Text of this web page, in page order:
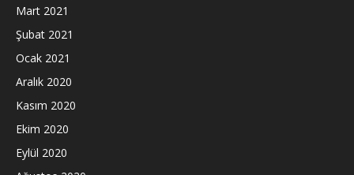
Mart 2021
Şubat 2021
Ocak 2021
Aralık 2020
Kasım 2020
Ekim 2020
Eylül 2020